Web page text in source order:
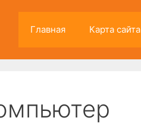
Главная Карта сайта